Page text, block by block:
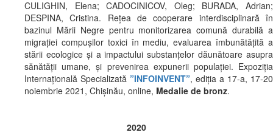
CULIGHIN, Elena; CADOCINICOV, Oleg; BURADA, Adrian;
DESPINA, Cristina. Reţea de cooperare interdisciplinară în
bazinul Mării Negre pentru monitorizarea comună durabilă a
migrației compușilor toxici în mediu, evaluarea îmbunătățită a
stării ecologice și a impactului substanțelor dăunătoare asupra
sănătății umane, și prevenirea expunerii populației. Expoziția
Internațională Specializată ”INFOINVENT”, ediția a 17-a, 17-20
noiembrie 2021, Chișinău, online, Medalie de bronz.
2020